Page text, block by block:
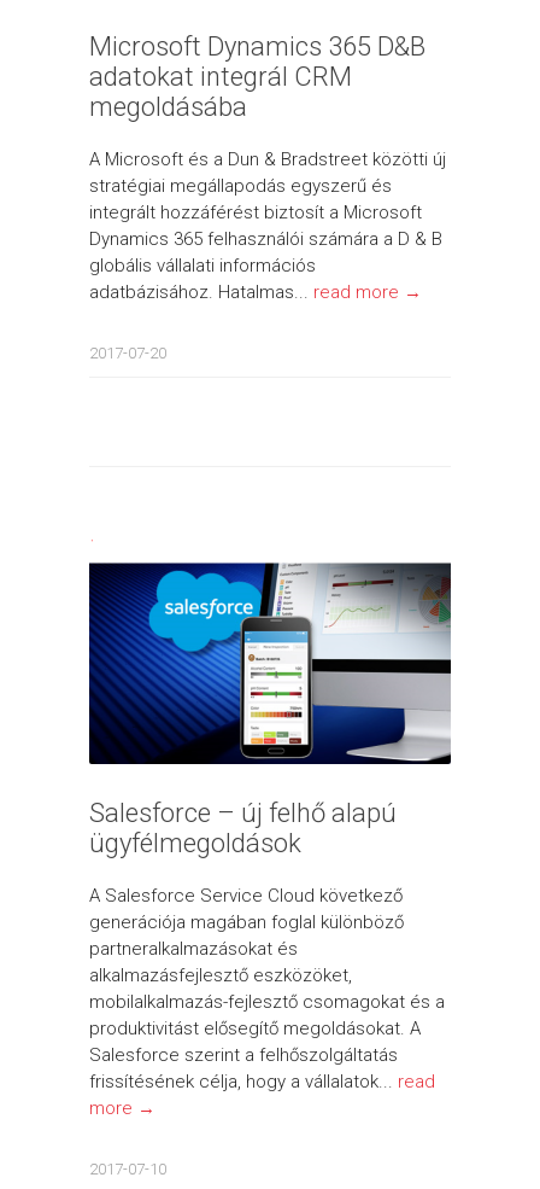
Microsoft Dynamics 365 D&B
adatokat integrál CRM
megoldásába
A Microsoft és a Dun & Bradstreet közötti új
stratégiai megállapodás egyszerű és
integrált hozzáférést biztosít a Microsoft
Dynamics 365 felhasználói számára a D & B
globális vállalati információs
adatbázisához. Hatalmas... read more →
2017-07-20
Salesforce – új felhő alapú
ügyfélmegoldások
A Salesforce Service Cloud következő
generációja magában foglal különböző
partneralkalmazásokat és
alkalmazásfejlesztő eszközöket,
mobilalkalmazás-fejlesztő csomagokat és a
produktivitást elősegítő megoldásokat. A
Salesforce szerint a felhőszolgáltatás
frissítésének célja, hogy a vállalatok... read
more →
2017-07-10